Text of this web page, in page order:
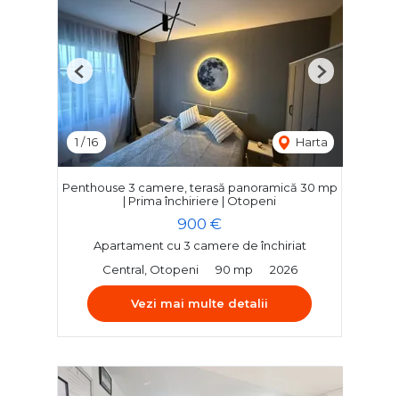
1 /16 Harta
Previous Next
Penthouse 3 camere, terasă panoramică 30 mp
| Prima închiriere | Otopeni
900 €
Apartament cu 3 camere de închiriat
Central, Otopeni
90 mp 2026
Vezi mai multe detalii